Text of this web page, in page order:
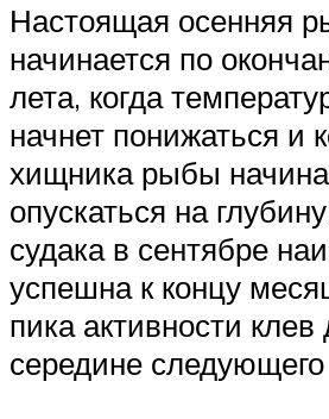
Настоящая осенняя
начинается по
лета, когда
начнет понижаться и
хищника рыбы
опускаться на
судака в сентябре
успешна к концу
пика активности клев
середине